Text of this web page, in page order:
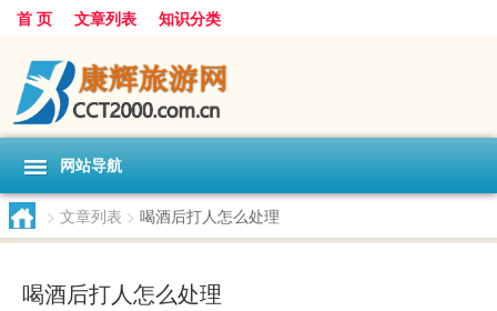
首 页 文章列表 知识分类
网站导航
> 文章列表 > 喝酒后打人怎么处理
喝酒后打人怎么处理